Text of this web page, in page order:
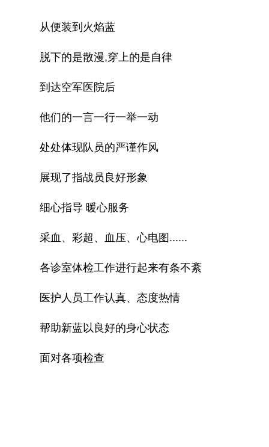
从便装到火焰蓝
脱下的是散漫,穿上的是自律
到达空军医院后
他们的一言一行一举一动
处处体现队员的严谨作风
展现了指战员良好形象
细心指导 暖心服务
采血、彩超、血压、心电图......
各诊室体检工作进行起来有条不紊
医护人员工作认真、态度热情
帮助新蓝以良好的身心状态
面对各项检查